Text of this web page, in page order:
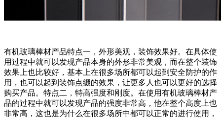
有机玻璃棒材产品特点一，外形美观，装饰效果好。在具体使
用过程中就可以发现产品本身的外形非常美观，而在整个装饰
效果上也比较好，基本上在很多场所都可以起到安全防护的作
用，也可以起到装饰点缀的效果，让更多人也可以更好的选择
购买产品。特点二，特高强度和刚度。在使用有机玻璃棒材产
品的过程中就可以发现产品的强度非常高，他在整个高度上也
非常高，这也是为什么在很多场所中都可以正常的进行使用，